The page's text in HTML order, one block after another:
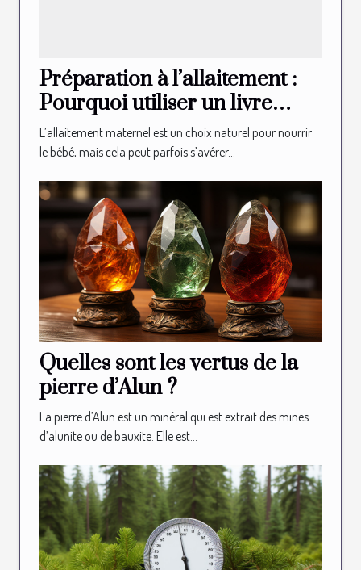
Préparation à l’allaitement :
Pourquoi utiliser un livre
illustré d’allaitement ?
L’allaitement maternel est un choix naturel pour nourrir
le bébé, mais cela peut parfois s’avérer...
Quelles sont les vertus de la
pierre d’Alun ?
La pierre d’Alun est un minéral qui est extrait des mines
d’alunite ou de bauxite. Elle est...